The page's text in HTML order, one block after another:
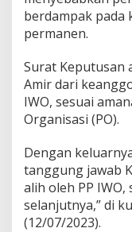
berdampak pada
permanen.
Surat Keputusan
Amir dari
IWO, sesuai
Organisasi (PO).
Dengan
tanggung jawab
alih oleh PP
selanjutnya,” di
(12/07/2023).